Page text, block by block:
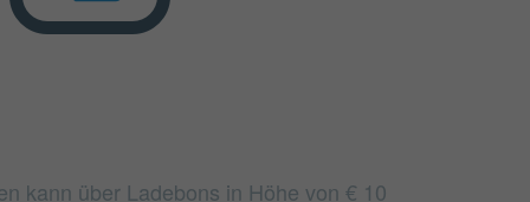
kann über Ladebons in Höhe von € 10